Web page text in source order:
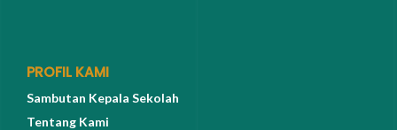
PROFIL KAMI
Sambutan Kepala Sekolah
Tentang Kami